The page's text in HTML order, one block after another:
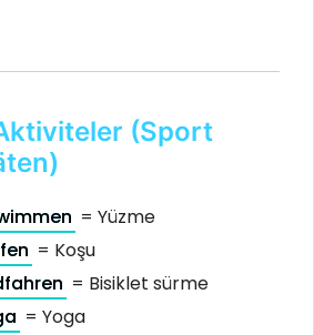
(Sport
= Yüzme
= Koşu
= Bisiklet sürme
= Yoga